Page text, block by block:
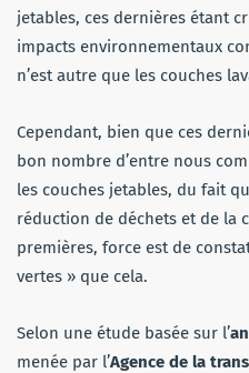
jetables, ces dernières étant
impacts environnementaux
n’est autre que les couches
Cependant, bien que ces
bon nombre d’entre nous
les couches jetables, du fait
réduction de déchets et de la
premières, force est de
vertes » que cela.
Selon une étude basée sur l’
menée par l’Agence de la